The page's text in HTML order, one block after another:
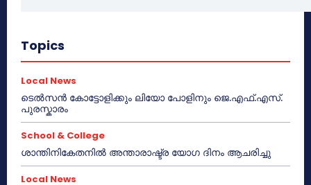
Topics
Local News
ടെൽസൻ കോട്ടോളിക്കും ലിയോ പോളിനും ജെ.എഫ്.എസ്.
പുരസ്കാരം
School & College
ശാന്തിനികേതനിൽ അന്താരാഷ്ട്ര യോഗ ദിനം ആചരിച്ചു
Local News